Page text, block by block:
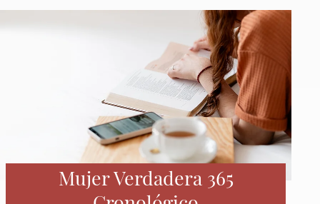
Mujer Verdadera 365